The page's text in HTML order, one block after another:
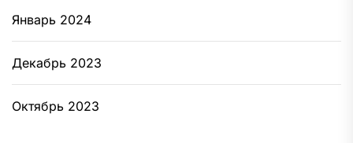
Январь 2024
Декабрь 2023
Октябрь 2023